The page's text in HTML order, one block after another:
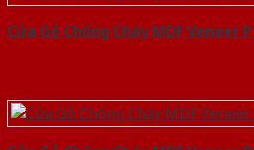
Cửa Gỗ Chống Cháy MDF Veneer